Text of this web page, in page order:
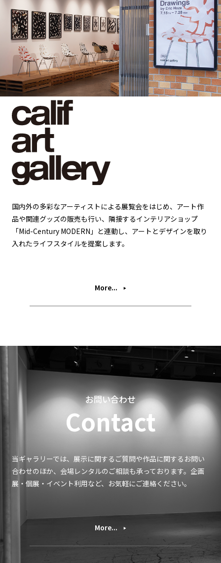
国内外の多彩なアーティストによる展覧会をはじめ、アート作
品や関連グッズの販売も行い、隣接するインテリアショップ
「Mid-Century MODERN」と連動し、アートとデザインを取り
入れたライフスタイルを提案します。
More...
お問い合わせ
Contact
当ギャラリーでは、展示に関するご質問や作品に関するお問い
合わせのほか、会場レンタルのご相談も承っております。企画
展・個展・イベント利用など、お気軽にご連絡ください。
More...